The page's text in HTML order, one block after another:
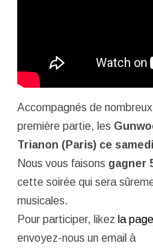
Accompagnés de
première partie, les
Trianon (Paris) ce
Nous vous faisons gagner
cette soirée qui sera
musicales.
Pour participer, likez la
envoyez-nous un email à